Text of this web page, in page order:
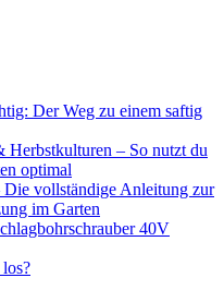
Der Weg zu einem saftig
Herbstkulturen – So nutzt du
optimal
vollständige Anleitung zur
im Garten
40V